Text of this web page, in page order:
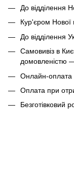
До відділення
Кур'єром
До відділення
Самовивіз в
домовленістю
Онлайн-оплата
Оплата при
Безготівковий